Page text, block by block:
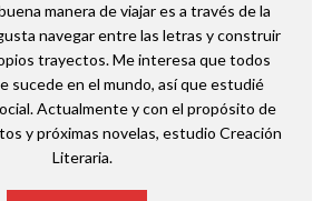
manera de viajar es a través de la
navegar entre las letras y construir
trayectos. Me interesa que todos
sucede en el mundo, así que estudié
Actualmente y con el propósito de
y próximas novelas, estudio Creación
Literaria.